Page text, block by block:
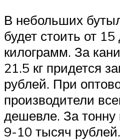
В небольших
будет стоить от
килограмм. За
21.5 кг придется
рублей. При
производители
дешевле. За тонну
9-10 тысяч рублей.